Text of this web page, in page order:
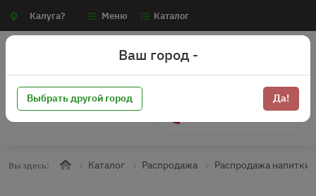
Калуга? Меню Каталог
Вы здесь: Каталог Распродажа Распродажа напитки
Ваш город -
Выбрать другой город Да!